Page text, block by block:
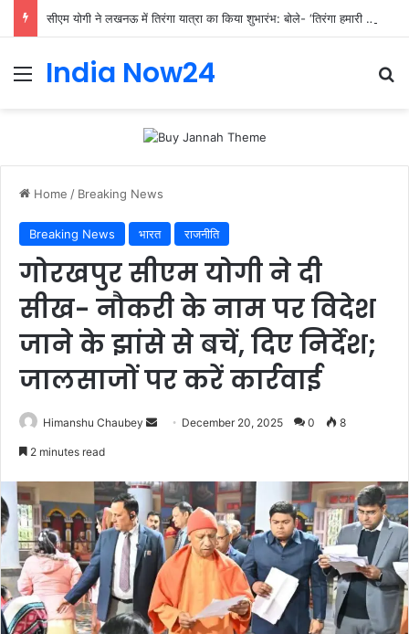
सीएम योगी ने लखनऊ में तिरंगा यात्रा का किया शुभारंभ: बोले- ‘तिरंगा हमारी शान और युवा देश की ऊर्जा
India Now24
Home / Breaking News
Breaking News भारत राजनीति
गोरखपुर सीएम योगी ने दी
सीख- नौकरी के नाम पर विदेश
जाने के झांसे से बचें, दिए निर्देश;
जालसाजों पर करें कार्रवाई
Himanshu Chaubey December 20, 2025 0 8
2 minutes read